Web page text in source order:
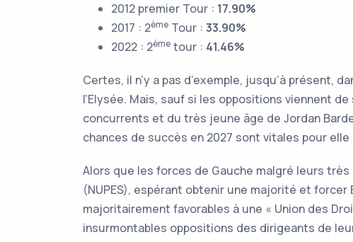
2012 premier Tour : 17.90%
2017 : 2ème Tour : 33.90%
2022 : 2ème tour : 41.46%
Certes, il n’y a pas d’exemple, jusqu’à présent,
l’Elysée. Mais, sauf si les oppositions viennent
concurrents et du très jeune âge de Jordan
chances de succès en 2027 sont vitales pour
Alors que les forces de Gauche malgré leurs
(NUPES), espérant obtenir une majorité et
majoritairement favorables à une « Union des
insurmontables oppositions des dirigeants de